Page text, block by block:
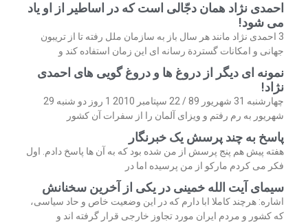
احمدی نژاد همان دجّالی است که در اساطیر از او یاد
می شود!
3 احمدی نژاد مانند هر سال باز به سازمان ملل رفته تا از تریبون
جهانی و امکانات گستردة رسانه ای این زمان استفاده کند و
نمونه ای دیگر از دروغ ها و دروغ گویی های احمدی
نژاد!
چهارشنبه 31 شهریور 89 / 22 سپتامبر 2010 1 روز دو شنبه 29
شهریور به رم رفتم و ویزای آلمان را از سفرات آن کشور
پاسخ به چند پرسش یک خبرنگار
هفته پیش هم پنج پرسش از من شده بود که به آن ها پاسخ دادم. اول
فکر می کردم مارکو از من پرسیده اما در
سیمای آیت الله خمینی در یکی از آخرین سخنانش
اشاره: هرچند کاملا ابا دارم که در این وضعیت خاص و حاد سیاسی،
که کشور و مردم ایران مورد تجاوز خارجی قرار گرفته اند و